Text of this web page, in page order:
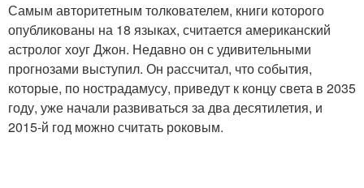
Самым авторитетным толкователем, книги которого
опубликованы на 18 языках, считается американский
астролог хоуг Джон. Недавно он с удивительными
прогнозами выступил. Он рассчитал, что события,
которые, по нострадамусу, приведут к концу света в 2035
году, уже начали развиваться за два десятилетия, и
2015-й год можно считать роковым.